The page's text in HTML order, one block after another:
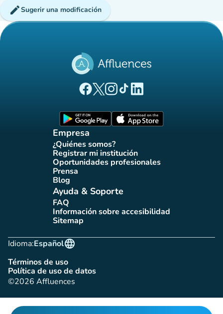
editSugerir una modificación
(nueva pestaña)
(nueva pestaña)
(nueva pestaña)
(nueva pestaña)
(nueva pestaña)
Empresa
¿Quiénes somos?
(nueva pestaña)
Registrar mi institución
(nueva pestaña)
Oportunidades profesionales
(nueva pestaña)
Prensa(nueva pestaña)
Blog(nueva pestaña)
Ayuda & Soporte
FAQ(nueva pestaña)
Información sobre accesibilidad
(nueva pestaña)
Sitemap(nueva pestaña)
Idioma:
language
Español
Términos de uso
(nueva pestaña)
Política de uso de datos
(nueva pestaña)
©2026 Affluences